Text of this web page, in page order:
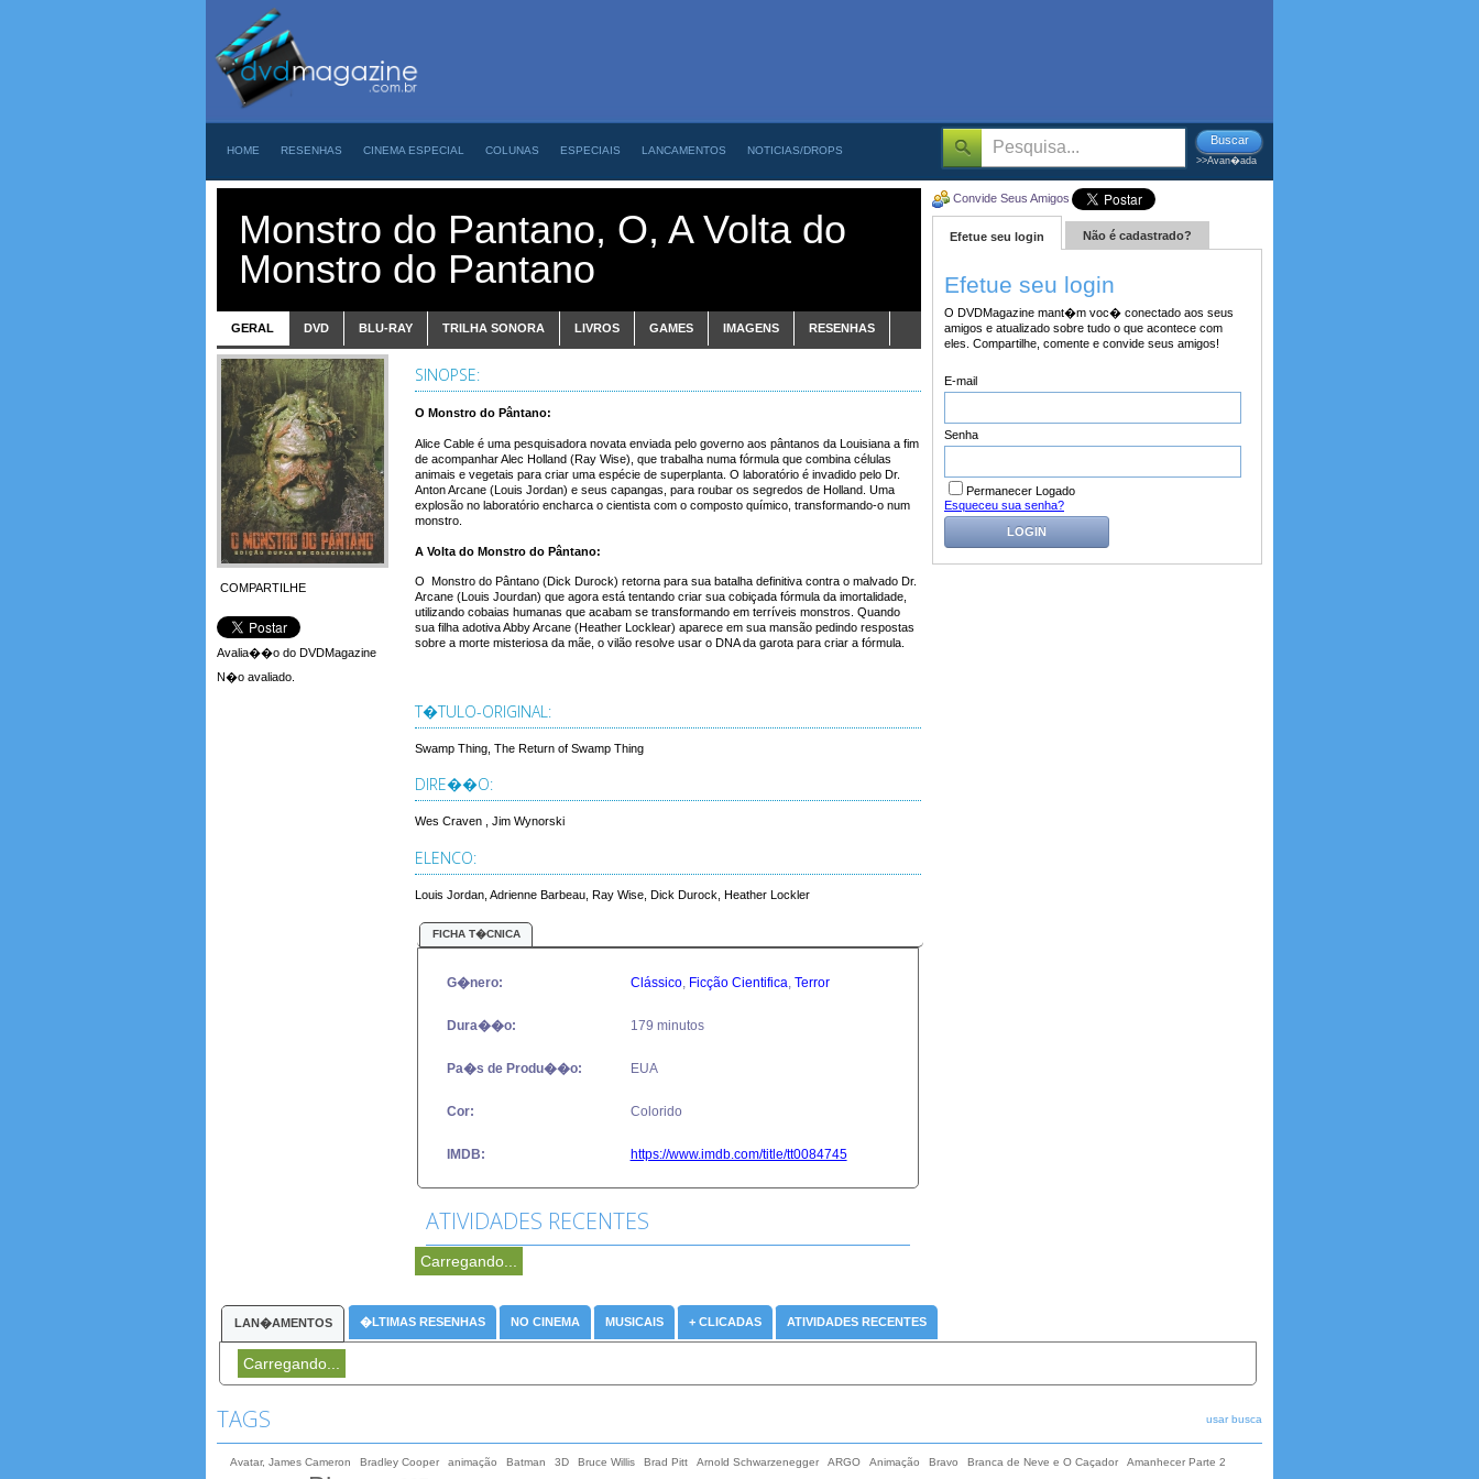
HOME RESENHAS CINEMA ESPECIAL COLUNAS ESPECIAIS LANCAMENTOS NOTICIAS/DROPS
Buscar
>>Avan�ada
Monstro do Pantano, O, A Volta do
Monstro do Pantano
GERAL DVD BLU-RAY TRILHA SONORA LIVROS GAMES IMAGENS RESENHAS
COMPARTILHE
Avalia��o do DVDMagazine
N�o avaliado.
SINOPSE:
O Monstro do Pântano:
Alice Cable é uma pesquisadora novata enviada pelo governo aos pântanos da Louisiana a fim
de acompanhar Alec Holland (Ray Wise), que trabalha numa fórmula que combina células
animais e vegetais para criar uma espécie de superplanta. O laboratório é invadido pelo Dr.
Anton Arcane (Louis Jordan) e seus capangas, para roubar os segredos de Holland. Uma
explosão no laboratório encharca o cientista com o composto químico, transformando-o num
monstro.
A Volta do Monstro do Pântano:
O Monstro do Pântano (Dick Durock) retorna para sua batalha definitiva contra o malvado Dr.
Arcane (Louis Jourdan) que agora está tentando criar sua cobiçada fórmula da imortalidade,
utilizando cobaias humanas que acabam se transformando em terríveis monstros. Quando
sua filha adotiva Abby Arcane (Heather Locklear) aparece em sua mansão pedindo respostas
sobre a morte misteriosa da mãe, o vilão resolve usar o DNA da garota para criar a fórmula.
T�TULO-ORIGINAL:
Swamp Thing, The Return of Swamp Thing
DIRE��O:
Wes Craven , Jim Wynorski
ELENCO:
Louis Jordan, Adrienne Barbeau, Ray Wise, Dick Durock, Heather Lockler
FICHA T�CNICA
G�nero: Clássico, Ficção Cientifica, Terror
Dura��o: 179 minutos
Pa�s de Produ��o: EUA
Cor: Colorido
IMDB: https://www.imdb.com/title/tt0084745
ATIVIDADES RECENTES
Carregando...
Convide Seus Amigos
Efetue seu login Não é cadastrado?
Efetue seu login
O DVDMagazine mant�m voc� conectado aos seus
amigos e atualizado sobre tudo o que acontece com
eles. Compartilhe, comente e convide seus amigos!
E-mail
Senha
Permanecer Logado
Esqueceu sua senha?
LOGIN
LAN�AMENTOS �LTIMAS RESENHAS NO CINEMA MUSICAIS + CLICADAS ATIVIDADES RECENTES
Carregando...
TAGS usar busca
Avatar, James Cameron Bradley Cooper animação Batman 3D Bruce Willis Brad Pitt Arnold Schwarzenegger ARGO Animação Bravo Branca de Neve e O Caçador Amanhecer Parte 2